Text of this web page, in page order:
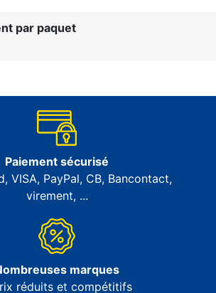
par paquet
Paiement sécurisé
VISA, PayPal, CB, Bancontact,
virement, ...
marques
réduits et compétitifs